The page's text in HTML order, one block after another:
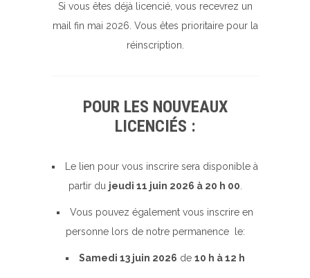
Si vous êtes déjà licencié, vous recevrez un
mail fin mai 2026. Vous êtes prioritaire pour la
réinscription.
POUR LES NOUVEAUX
LICENCIÉS :
Le lien pour vous inscrire sera disponible à
partir du jeudi 11 juin 2026 à 20 h 00.
Vous pouvez également vous inscrire en
personne lors de notre permanence le:
Samedi 13 juin 2026 de 10 h à 12 h